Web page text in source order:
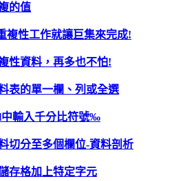
的值
複性工作就讓巨集來完成!
性資料，再多也不怕!
表的單一欄、列或全選
中輸入千分比符號‰
切分至多個欄位-資料剖析
存格加上特定字元